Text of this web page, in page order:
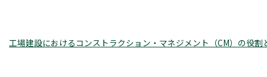
工場建設におけるコンストラクション・マネジメント（CM）の役割